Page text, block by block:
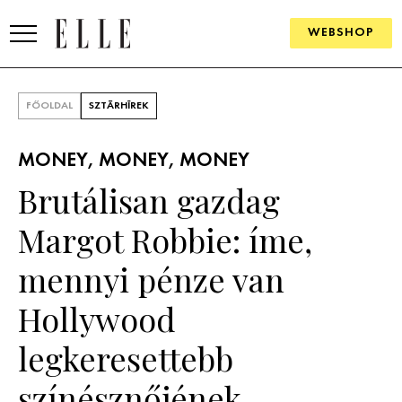
WEBSHOP
GOURMET AWARDS
SZÉPSÉG
PSZICHÉ
ÉLETMÓD
PÁRKAPCSOLAT
FŐOLDAL SZTÁRHÍREK
MONEY, MONEY, MONEY
Brutálisan gazdag
Margot Robbie: íme,
mennyi pénze van
Hollywood
legkeresettebb